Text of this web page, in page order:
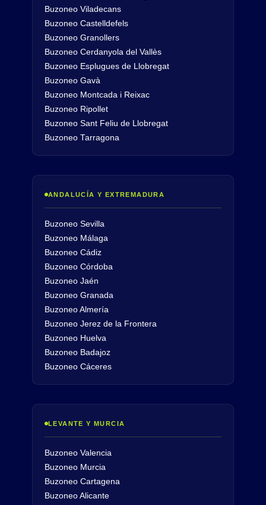
Buzoneo Viladecans
Buzoneo Castelldefels
Buzoneo Granollers
Buzoneo Cerdanyola del Vallès
Buzoneo Esplugues de Llobregat
Buzoneo Gavà
Buzoneo Montcada i Reixac
Buzoneo Ripollet
Buzoneo Sant Feliu de Llobregat
Buzoneo Tarragona
ANDALUCÍA Y EXTREMADURA
Buzoneo Sevilla
Buzoneo Málaga
Buzoneo Cádiz
Buzoneo Córdoba
Buzoneo Jaén
Buzoneo Granada
Buzoneo Almería
Buzoneo Jerez de la Frontera
Buzoneo Huelva
Buzoneo Badajoz
Buzoneo Cáceres
LEVANTE Y MURCIA
Buzoneo Valencia
Buzoneo Murcia
Buzoneo Cartagena
Buzoneo Alicante